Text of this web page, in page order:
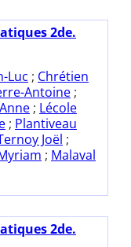
2de.
Luc ; Chrétien
Antoine ;
; Lécole
; Plantiveau
Joël ;
; Malaval
2de.